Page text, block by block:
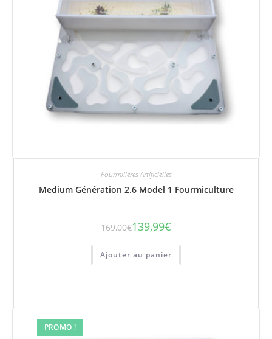
Fourmilières Artificielles
Medium Génération 2.6 Model 1 Fourmiculture
169,00€ Le
initial
était :
169,00€.
139,99€
Le
actuel
est :
139,99€.
Ajouter au panier
PROMO !